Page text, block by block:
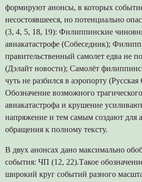
формируют анонсы, в которых
несостоявшееся, но потенциально
(3, 4, 5, 18, 19): Филиппинские
авиакатастрофе (Собеседник);
правительственный самолет едва не
(Дэлайт новости); Самолёт
чуть не разбился в аэропорту
Обозначение возможного
авиакатастрофа и крушение
напряжение и тем самым создают для
обращения к полному тексту.
В двух анонсах дано максимально
события: ЧП (12, 22).Такое
широкий круг событий разного